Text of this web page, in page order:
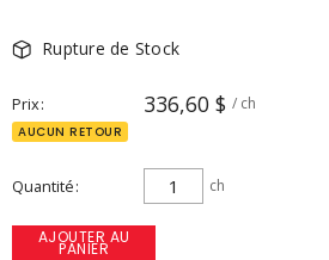
Rupture de Stock
Prix 336,60 $ / ch
AUCUN RETOUR
Quantité ch
AJOUTER AU
PANIER